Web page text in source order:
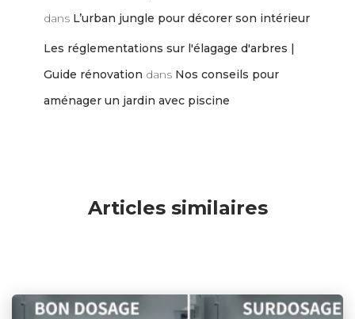
dans L’urban jungle pour décorer son intérieur
Les réglementations sur l'élagage d'arbres |
Guide rénovation dans Nos conseils pour
aménager un jardin avec piscine
Articles similaires